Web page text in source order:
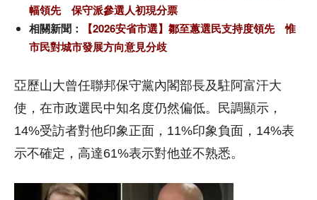
幅領先 保守派參選人初現分票
相關新聞： 【2026安省市選】鄒至蕙選民支持度領先 惟
市民對城市發展方向意見分歧
亞歷山大曾任聯邦保守黨內閣部長及駐阿富汗大
使，在市政選民中知名度仍然偏低。民調顯示，
14%受訪者對他印象正面，11%印象負面，14%表
示不確定，高達61%表示對他並不熟悉。